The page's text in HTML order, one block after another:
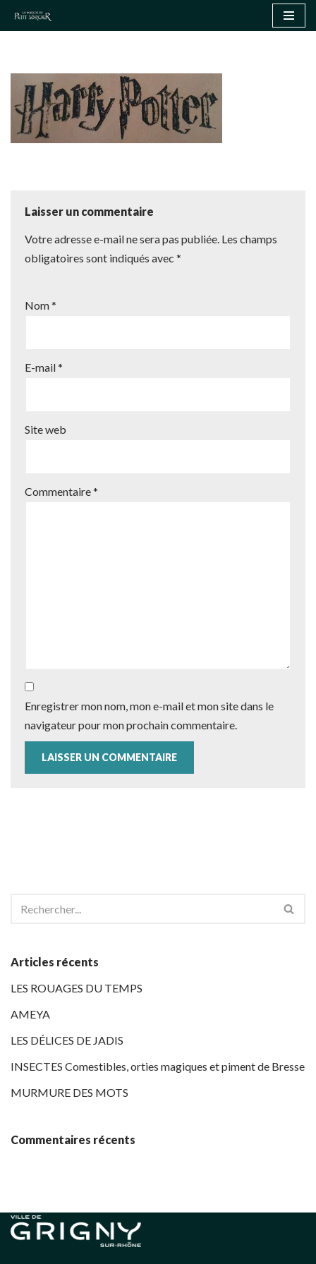
contenu
Laisser un commentaire
Votre adresse e-mail ne sera pas publiée. Les champs
obligatoires sont indiqués avec *
Nom*
E-mail*
Site web
Commentaire*
Enregistrer mon nom, mon e-mail et mon site dans le
navigateur pour mon prochain commentaire.
Articles récents
LES ROUAGES DU TEMPS
AMEYA
LES DÉLICES DE JADIS
INSECTES Comestibles, orties magiques et piment de Bresse
MURMURE DES MOTS
Commentaires récents